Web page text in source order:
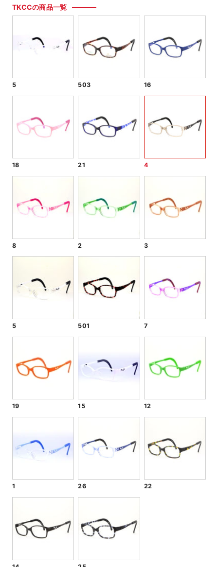
TKCCの商品一覧
5 503 16
18 21 4
8 2 3
5 501 7
19 15 12
1 26 22